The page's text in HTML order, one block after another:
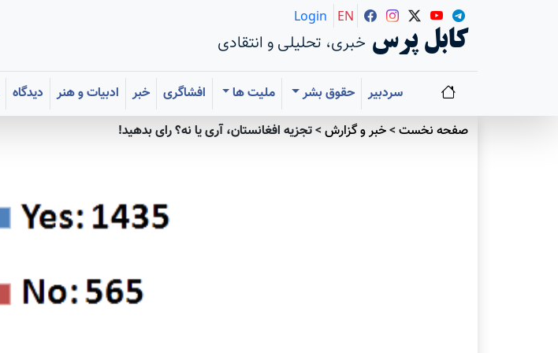
کابل پرس خبری، تحلیلی و انتقادی
Login EN
سردبیر حقوق بشر ملیت ها افشاگری خبر ادبیات و هنر دیدگاه
صفحه نخست>خبر و گزارش>تجزیه افغانستان، آری یا نه؟ رای بدهید!